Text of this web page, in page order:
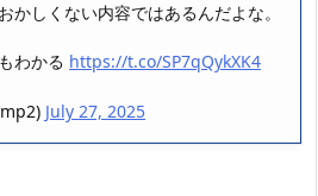
かしくない内容ではあるんだよな。
わかる https://t.co/SP7qQykXK4
July 27, 2025